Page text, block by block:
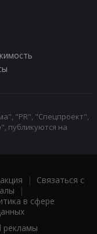
"PR", "Спецпроект",
публикуются на
| Связаться с
|
в сфере
рекламы